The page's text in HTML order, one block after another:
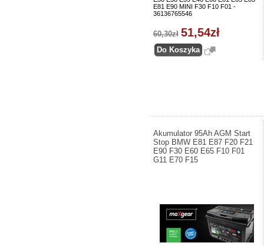
E81 E90 MINI F30 F10 F01 -
36136765546
60,30zł 51,54zł
Akumulator 95Ah AGM Start
Stop BMW E81 E87 F20 F21
E90 F30 E60 E65 F10 F01
G11 E70 F15